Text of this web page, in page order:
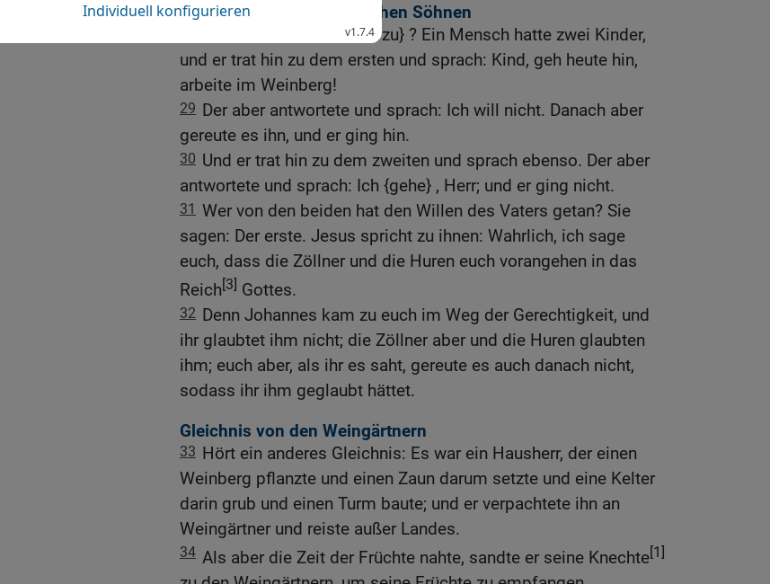
Gleichnis von den ungleichen Söhnen
Was meint ihr aber {hierzu} ? Ein Mensch hatte zwei Kinder,
und er trat hin zu dem ersten und sprach: Kind, geh heute hin,
arbeite im Weinberg!
29 Der aber antwortete und sprach: Ich will nicht. Danach aber
gereute es ihn, und er ging hin.
30 Und er trat hin zu dem zweiten und sprach ebenso. Der aber
antwortete und sprach: Ich {gehe} , Herr; und er ging nicht.
31 Wer von den beiden hat den Willen des Vaters getan? Sie
sagen: Der erste. Jesus spricht zu ihnen: Wahrlich, ich sage
euch, dass die Zöllner und die Huren euch vorangehen in das
Reich[3] Gottes.
32 Denn Johannes kam zu euch im Weg der Gerechtigkeit, und
ihr glaubtet ihm nicht; die Zöllner aber und die Huren glaubten
ihm; euch aber, als ihr es saht, gereute es auch danach nicht,
sodass ihr ihm geglaubt hättet.
Gleichnis von den Weingärtnern
33 Hört ein anderes Gleichnis: Es war ein Hausherr, der einen
Weinberg pflanzte und einen Zaun darum setzte und eine Kelter
darin grub und einen Turm baute; und er verpachtete ihn an
Weingärtner und reiste außer Landes.
34 Als aber die Zeit der Früchte nahte, sandte er seine Knechte[1]